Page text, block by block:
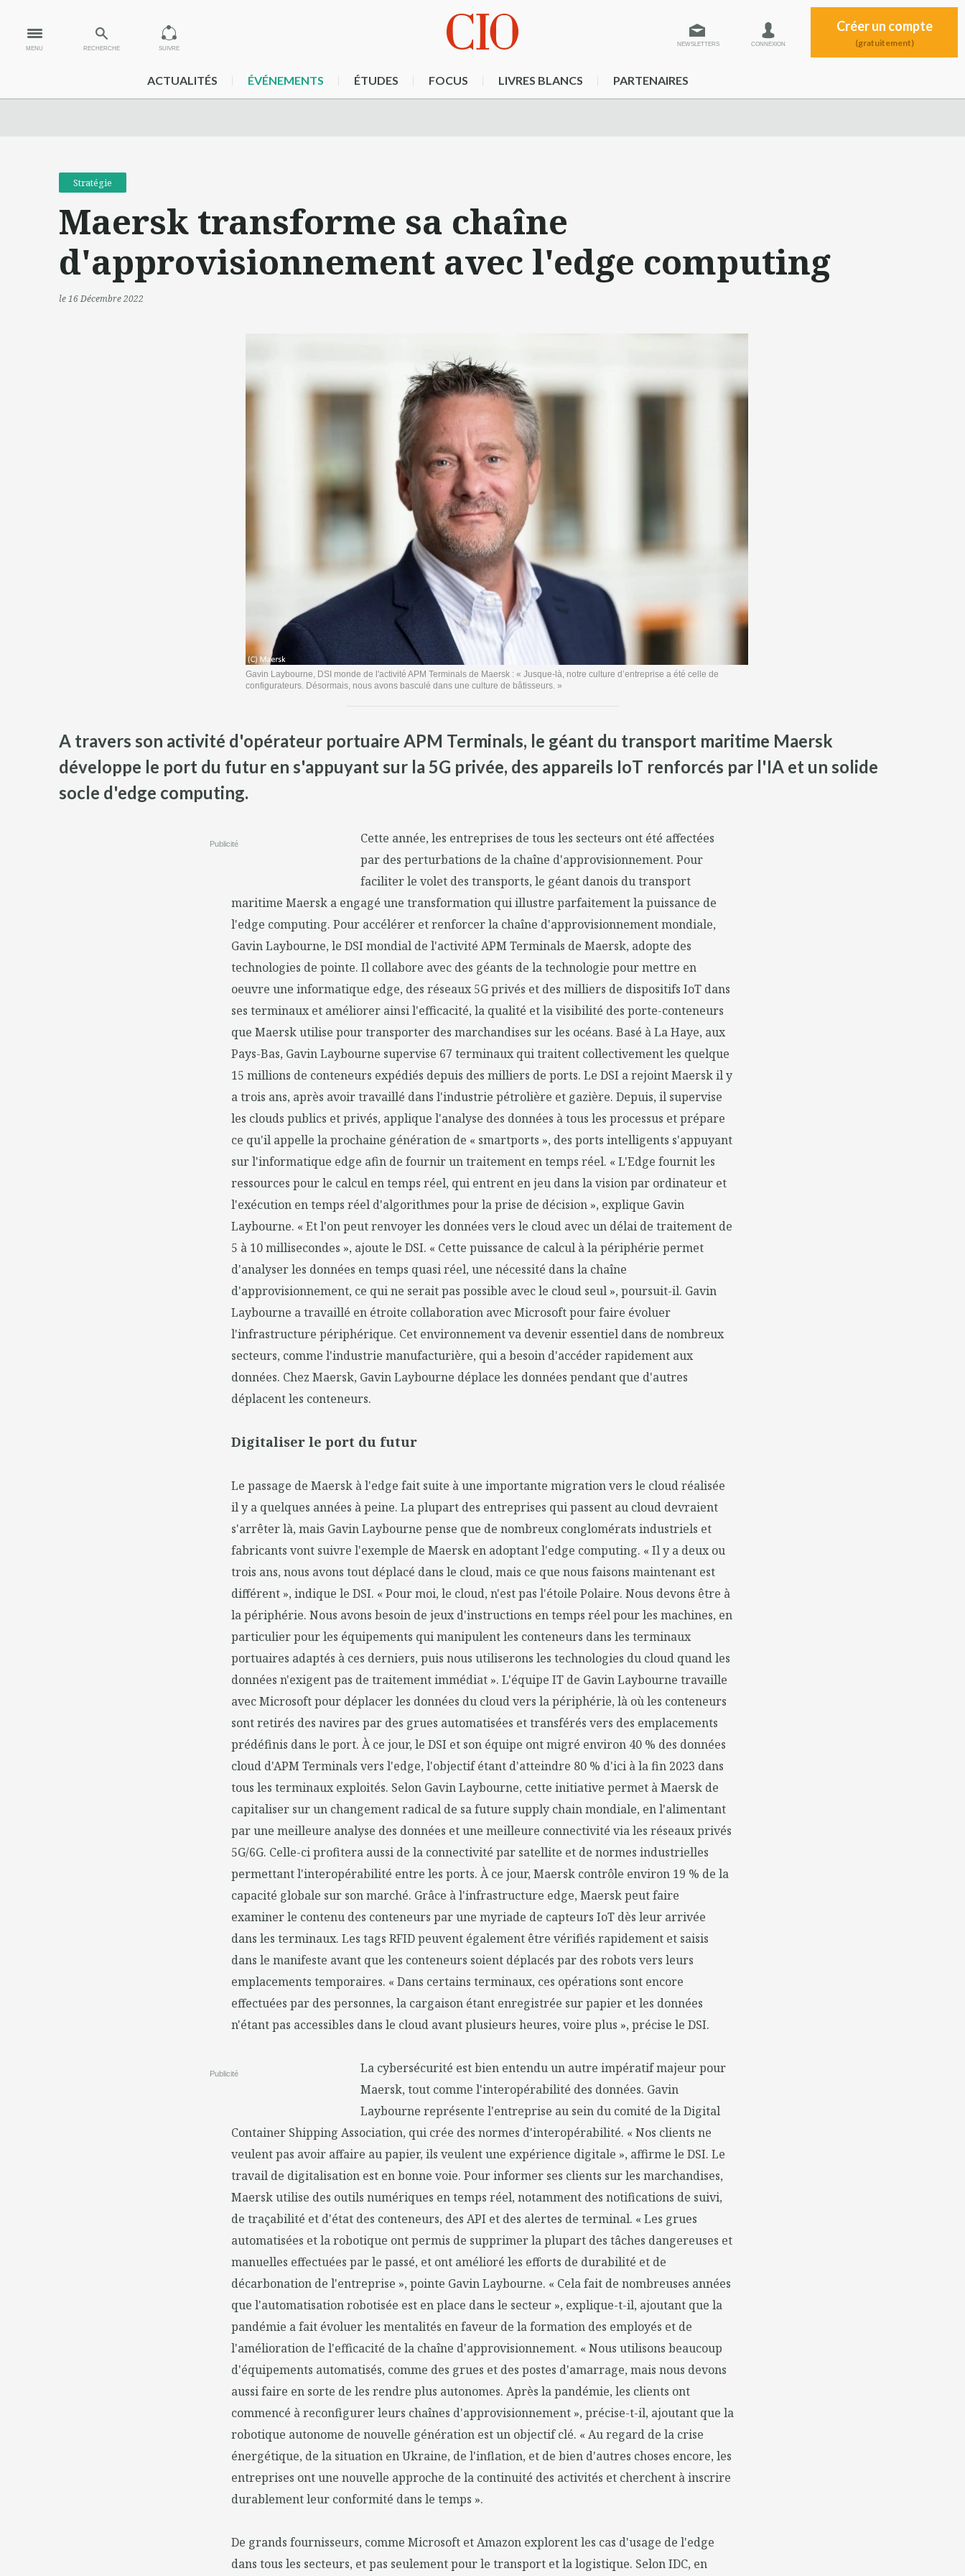
MENU RECHERCHE SUIVRE
NEWSLETTERS CONNEXION
Créer un compte
(gratuitement)
ACTUALITÉS ÉVÉNEMENTS ÉTUDES FOCUS LIVRES BLANCS PARTENAIRES
Stratégie
Maersk transforme sa chaîne
d'approvisionnement avec l'edge computing
le 16 Décembre 2022
Gavin Laybourne, DSI monde de l'activité APM Terminals de Maersk : « Jusque-là, notre culture d’entreprise a été celle de
configurateurs. Désormais, nous avons basculé dans une culture de bâtisseurs. »
A travers son activité d'opérateur portuaire APM Terminals, le géant du transport maritime Maersk
développe le port du futur en s'appuyant sur la 5G privée, des appareils IoT renforcés par l'IA et un solide
socle d'edge computing.
Publicité
Cette année, les entreprises de tous les secteurs ont été affectées
par des perturbations de la chaîne d'approvisionnement. Pour
faciliter le volet des transports, le géant danois du transport
maritime Maersk a engagé une transformation qui illustre parfaitement la puissance de
l'edge computing. Pour accélérer et renforcer la chaîne d'approvisionnement mondiale,
Gavin Laybourne, le DSI mondial de l'activité APM Terminals de Maersk, adopte des
technologies de pointe. Il collabore avec des géants de la technologie pour mettre en
oeuvre une informatique edge, des réseaux 5G privés et des milliers de dispositifs IoT dans
ses terminaux et améliorer ainsi l'efficacité, la qualité et la visibilité des porte-conteneurs
que Maersk utilise pour transporter des marchandises sur les océans. Basé à La Haye, aux
Pays-Bas, Gavin Laybourne supervise 67 terminaux qui traitent collectivement les quelque
15 millions de conteneurs expédiés depuis des milliers de ports. Le DSI a rejoint Maersk il y
a trois ans, après avoir travaillé dans l'industrie pétrolière et gazière. Depuis, il supervise
les clouds publics et privés, applique l'analyse des données à tous les processus et prépare
ce qu'il appelle la prochaine génération de « smartports », des ports intelligents s'appuyant
sur l'informatique edge afin de fournir un traitement en temps réel. « L'Edge fournit les
ressources pour le calcul en temps réel, qui entrent en jeu dans la vision par ordinateur et
l'exécution en temps réel d'algorithmes pour la prise de décision », explique Gavin
Laybourne. « Et l'on peut renvoyer les données vers le cloud avec un délai de traitement de
5 à 10 millisecondes », ajoute le DSI. « Cette puissance de calcul à la périphérie permet
d'analyser les données en temps quasi réel, une nécessité dans la chaîne
d'approvisionnement, ce qui ne serait pas possible avec le cloud seul », poursuit-il. Gavin
Laybourne a travaillé en étroite collaboration avec Microsoft pour faire évoluer
l'infrastructure périphérique. Cet environnement va devenir essentiel dans de nombreux
secteurs, comme l'industrie manufacturière, qui a besoin d'accéder rapidement aux
données. Chez Maersk, Gavin Laybourne déplace les données pendant que d'autres
déplacent les conteneurs.
Digitaliser le port du futur
Le passage de Maersk à l'edge fait suite à une importante migration vers le cloud réalisée
il y a quelques années à peine. La plupart des entreprises qui passent au cloud devraient
s'arrêter là, mais Gavin Laybourne pense que de nombreux conglomérats industriels et
fabricants vont suivre l'exemple de Maersk en adoptant l'edge computing. « Il y a deux ou
trois ans, nous avons tout déplacé dans le cloud, mais ce que nous faisons maintenant est
différent », indique le DSI. « Pour moi, le cloud, n'est pas l'étoile Polaire. Nous devons être à
la périphérie. Nous avons besoin de jeux d'instructions en temps réel pour les machines, en
particulier pour les équipements qui manipulent les conteneurs dans les terminaux
portuaires adaptés à ces derniers, puis nous utiliserons les technologies du cloud quand les
données n'exigent pas de traitement immédiat ». L'équipe IT de Gavin Laybourne travaille
avec Microsoft pour déplacer les données du cloud vers la périphérie, là où les conteneurs
sont retirés des navires par des grues automatisées et transférés vers des emplacements
prédéfinis dans le port. À ce jour, le DSI et son équipe ont migré environ 40 % des données
cloud d'APM Terminals vers l'edge, l'objectif étant d'atteindre 80 % d'ici à la fin 2023 dans
tous les terminaux exploités. Selon Gavin Laybourne, cette initiative permet à Maersk de
capitaliser sur un changement radical de sa future supply chain mondiale, en l'alimentant
par une meilleure analyse des données et une meilleure connectivité via les réseaux privés
5G/6G. Celle-ci profitera aussi de la connectivité par satellite et de normes industrielles
permettant l'interopérabilité entre les ports. À ce jour, Maersk contrôle environ 19 % de la
capacité globale sur son marché. Grâce à l'infrastructure edge, Maersk peut faire
examiner le contenu des conteneurs par une myriade de capteurs IoT dès leur arrivée
dans les terminaux. Les tags RFID peuvent également être vérifiés rapidement et saisis
dans le manifeste avant que les conteneurs soient déplacés par des robots vers leurs
emplacements temporaires. « Dans certains terminaux, ces opérations sont encore
effectuées par des personnes, la cargaison étant enregistrée sur papier et les données
n'étant pas accessibles dans le cloud avant plusieurs heures, voire plus », précise le DSI.
Publicité
La cybersécurité est bien entendu un autre impératif majeur pour
Maersk, tout comme l'interopérabilité des données. Gavin
Laybourne représente l'entreprise au sein du comité de la Digital
Container Shipping Association, qui crée des normes d'interopérabilité. « Nos clients ne
veulent pas avoir affaire au papier, ils veulent une expérience digitale », affirme le DSI. Le
travail de digitalisation est en bonne voie. Pour informer ses clients sur les marchandises,
Maersk utilise des outils numériques en temps réel, notamment des notifications de suivi,
de traçabilité et d'état des conteneurs, des API et des alertes de terminal. « Les grues
automatisées et la robotique ont permis de supprimer la plupart des tâches dangereuses et
manuelles effectuées par le passé, et ont amélioré les efforts de durabilité et de
décarbonation de l'entreprise », pointe Gavin Laybourne. « Cela fait de nombreuses années
que l'automatisation robotisée est en place dans le secteur », explique-t-il, ajoutant que la
pandémie a fait évoluer les mentalités en faveur de la formation des employés et de
l'amélioration de l'efficacité de la chaîne d'approvisionnement. « Nous utilisons beaucoup
d'équipements automatisés, comme des grues et des postes d'amarrage, mais nous devons
aussi faire en sorte de les rendre plus autonomes. Après la pandémie, les clients ont
commencé à reconfigurer leurs chaînes d'approvisionnement », précise-t-il, ajoutant que la
robotique autonome de nouvelle génération est un objectif clé. « Au regard de la crise
énergétique, de la situation en Ukraine, de l'inflation, et de bien d'autres choses encore, les
entreprises ont une nouvelle approche de la continuité des activités et cherchent à inscrire
durablement leur conformité dans le temps ».
De grands fournisseurs, comme Microsoft et Amazon explorent les cas d'usage de l'edge
dans tous les secteurs, et pas seulement pour le transport et la logistique. Selon IDC, en